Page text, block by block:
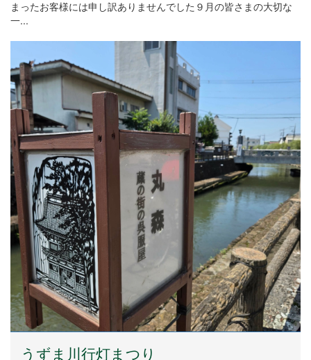
まったお客様には申し訳ありませんでした９月の皆さまの大切な
一...
うずま川行灯まつり